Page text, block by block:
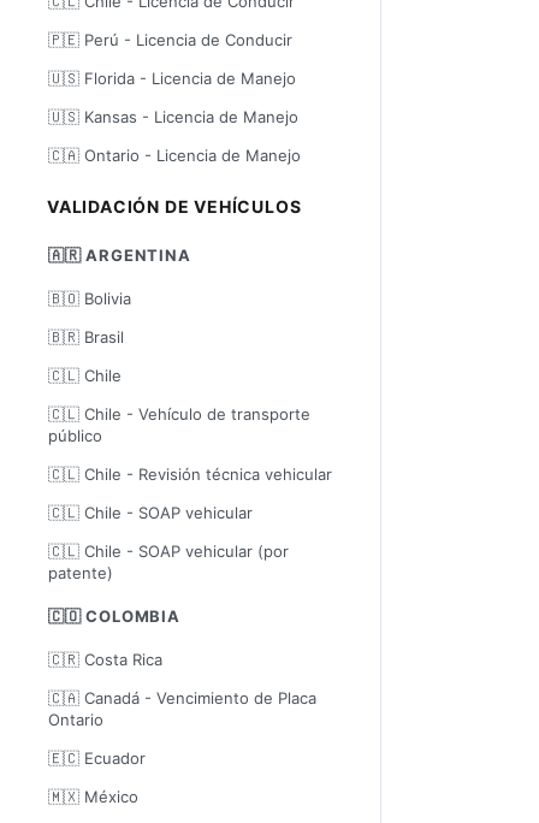
🇵🇪 Perú - Licencia de Conducir
🇺🇸 Florida - Licencia de Manejo
🇺🇸 Kansas - Licencia de Manejo
🇨🇦 Ontario - Licencia de Manejo
VALIDACIÓN DE VEHÍCULOS
🇦🇷 ARGENTINA
🇧🇴 Bolivia
🇧🇷 Brasil
🇨🇱 Chile
🇨🇱 Chile - Vehículo de transporte
público
🇨🇱 Chile - Revisión técnica vehicular
🇨🇱 Chile - SOAP vehicular
🇨🇱 Chile - SOAP vehicular (por
patente)
🇨🇴 COLOMBIA
🇨🇷 Costa Rica
🇨🇦 Canadá - Vencimiento de Placa
Ontario
🇪🇨 Ecuador
🇲🇽 México